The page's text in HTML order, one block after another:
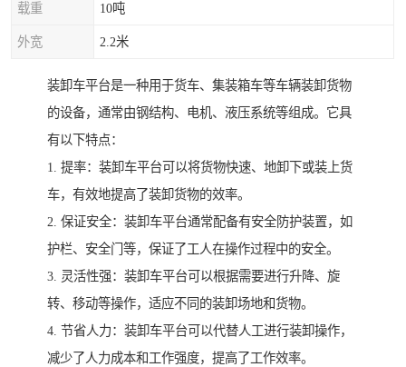
载重 10吨
外宽 2.2米
装卸车平台是一种用于货车、集装箱车等车辆装卸货物
的设备，通常由钢结构、电机、液压系统等组成。它具
有以下特点：
1. 提率：装卸车平台可以将货物快速、地卸下或装上货
车，有效地提高了装卸货物的效率。
2. 保证安全：装卸车平台通常配备有安全防护装置，如
护栏、安全门等，保证了工人在操作过程中的安全。
3. 灵活性强：装卸车平台可以根据需要进行升降、旋
转、移动等操作，适应不同的装卸场地和货物。
4. 节省人力：装卸车平台可以代替人工进行装卸操作，
减少了人力成本和工作强度，提高了工作效率。